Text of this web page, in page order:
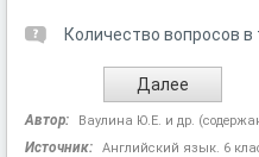
Количество вопросов в
Автор: Ваулина Ю.Е. и др.
Источник:
Английский язык. 6